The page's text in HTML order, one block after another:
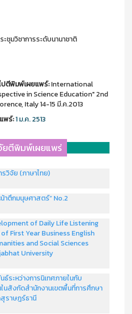
ะชุมวิชาการระดับนานาชาติ
ตีพิมพ์เผยแพร์:International
in Science Education" 2nd
Italy 14-15 มี.ค.2013
พร์:1 ม.ค. 2513
ยตีพิมพ์เผยแพร่
วิจัย (ภาษาไทย)
าตึกมนุษศาสตร์” No.2
of Daily Life Listening
First Year Business English
and Social Sciences
University
ระหว่างการนิเทศภายในกับ
นสังกัดสำนักงานเขตพื้นที่การศึกษา
สุราษฎร์ธานี